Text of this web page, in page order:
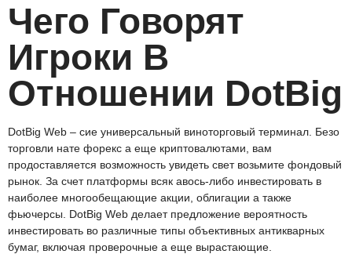
Чего Говорят
Игроки В
Отношении DotBig
DotBig Web – сие универсальный виноторговый терминал. Безо
торговли нате форекс а еще криптовалютами, вам
продоставляется возможность увидеть свет возьмите фондовый
рынок. За счет платформы всяк авось-либо инвестировать в
наиболее многообещающие акции, облигации а также
фьючерсы. DotBig Web делает предложение вероятность
инвестировать во различные типы объективных антикварных
бумаг, включая проверочные а еще вырастающие.